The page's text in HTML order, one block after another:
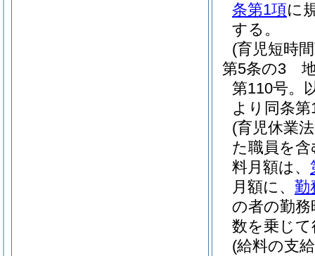
条第1項に
する。
(育児短時
第5条の3
第110号。
より同条
(育児休業
た職員を
料月額は、
月額に、 勤
の者の勤務
数を乗じ
(給料の支